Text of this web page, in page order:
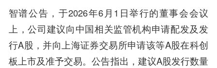
智谱公告，于2026年6月1日举行的董事会会议
上，公司建议向中国相关监管机构申请配发及发
行A股，并向上海证券交易所申请该等A股在科创
板上市及准予交易。公告指出，建议A股发行数量